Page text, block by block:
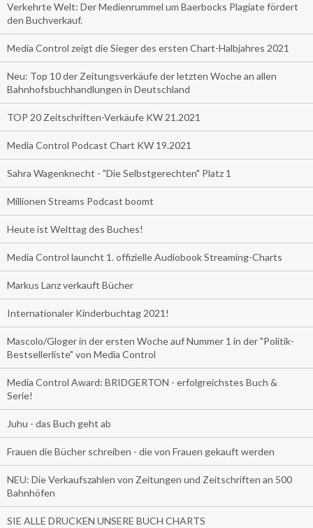
Verkehrte Welt: Der Medienrummel um Baerbocks Plagiate fördert
den Buchverkauf.
Media Control zeigt die Sieger des ersten Chart-Halbjahres 2021
Neu: Top 10 der Zeitungsverkäufe der letzten Woche an allen
Bahnhofsbuchhandlungen in Deutschland
TOP 20 Zeitschriften-Verkäufe KW 21.2021
Media Control Podcast Chart KW 19.2021
Sahra Wagenknecht - "Die Selbstgerechten" Platz 1
Millionen Streams Podcast boomt
Heute ist Welttag des Buches!
Media Control launcht 1. offizielle Audiobook Streaming-Charts
Markus Lanz verkauft Bücher
Internationaler Kinderbuchtag 2021!
Mascolo/Gloger in der ersten Woche auf Nummer 1 in der "Politik-
Bestsellerliste" von Media Control
Media Control Award: BRIDGERTON - erfolgreichstes Buch &
Serie!
Juhu - das Buch geht ab
Frauen die Bücher schreiben - die von Frauen gekauft werden
NEU: Die Verkaufszahlen von Zeitungen und Zeitschriften an 500
Bahnhöfen
SIE ALLE DRUCKEN UNSERE BUCH CHARTS